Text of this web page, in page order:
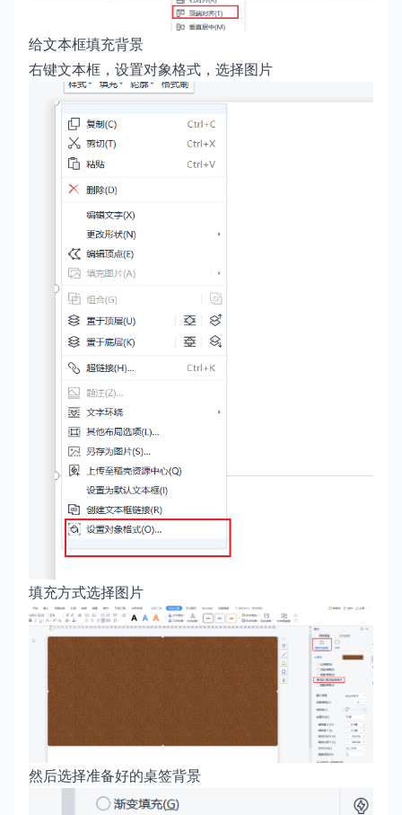
给文本框填充背景
右键文本框，设置对象格式，选择图片
填充方式选择图片
然后选择准备好的桌签背景